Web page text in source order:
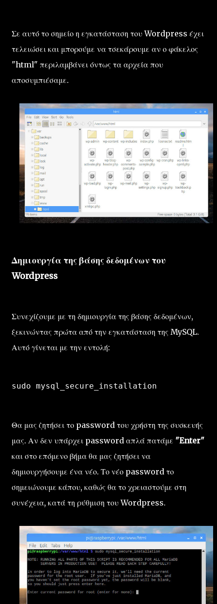
Σε αυτό το σημείο η εγκατάσταση του Wordpress έχει
τελειώσει και μπορούμε να τσεκάρουμε αν ο φάκελος
"html" περιλαμβάνει όντως τα αρχεία που
αποσυμπιέσαμε.
Δημιουργία της βάσης δεδομένων του
Wordpress
Συνεχίζουμε με τη δημιουργία της βάσης δεδομένων,
ξεκινώντας πρώτα από την εγκατάσταση της MySQL.
Αυτό γίνεται με την εντολή:
sudo mysql_secure_installation
Θα μας ζητήσει το password του χρήστη της συσκευής
μας. Αν δεν υπάρχει password απλά πατάμε "Enter"
και στο επόμενο βήμα θα μας ζητήσει να
δημιουργήσουμε ένα νέο. Το νέο password το
σημειώνουμε κάπου, καθώς θα το χρειαστούμε στη
συνέχεια, κατά τη ρύθμιση του Wordpress.